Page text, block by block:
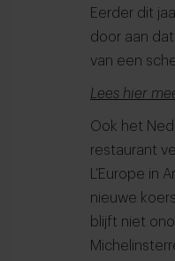
Eerder dit
door aan
van een
Lees hier
Ook het
restaurant
L’Europe
nieuwe
blijft niet